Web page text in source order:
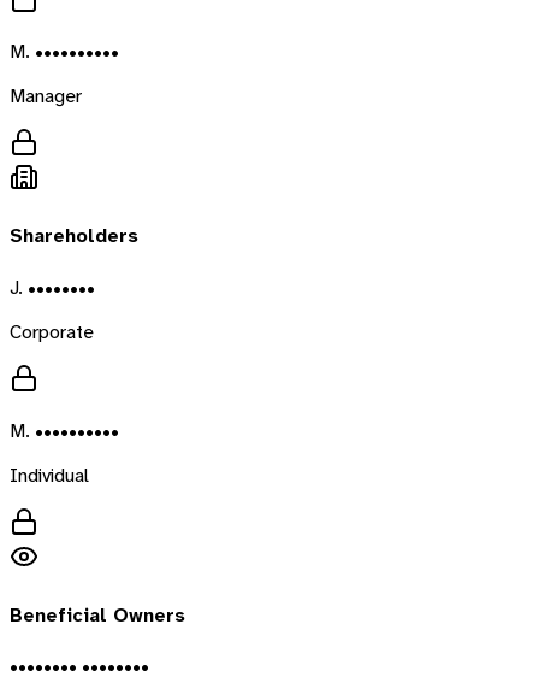
M. ••••••••••
Manager
Shareholders
J. ••••••••
Corporate
M. ••••••••••
Individual
Beneficial Owners
•••••••• ••••••••